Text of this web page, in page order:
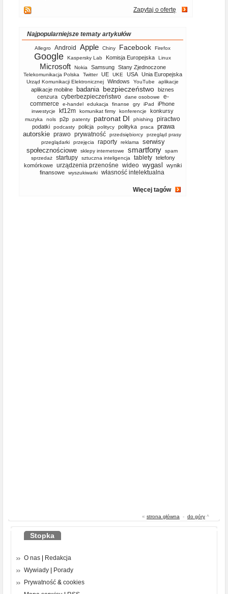
Zapytaj o ofertę
Najpopularniejsze tematy artykułów
Allegro Android Apple Chiny Facebook Firefox
Google Kaspersky Lab Komisja Europejska Linux
Microsoft Nokia Samsung Stany Zjednoczone
Telekomunikacja Polska Twitter UE UKE USA Unia Europejska
Urząd Komunikacji Elektronicznej Windows YouTube aplikacje
aplikacje mobilne badania bezpieczeństwo biznes
cenzura cyberbezpieczeństwo dane osobowe
e-
commerce
e-handel edukacja finanse gry iPad iPhone
inwestycje kf12m komunikat firmy konferencje konkursy
muzyka nols p2p patenty patronat DI phishing piractwo
podatki podcasty policja politycy polityka praca
prawa
autorskie prawo prywatność przedsiębiorcy
przegląd prasy
przeglądarki
przejęcia raporty reklama
serwisy
społecznościowe
sklepy internetowe smartfony
spam
sprzedaż
startupy sztuczna inteligencja tablety telefony
komórkowe
urządzenia przenośne wideo wygasl
wyniki
finansowe
wyszukiwarki własność intelektualna
Więcej tagów
« strona główna - do góry ^
Stopka
O nas | Redakcja
Wywiady | Porady
Prywatność & cookies